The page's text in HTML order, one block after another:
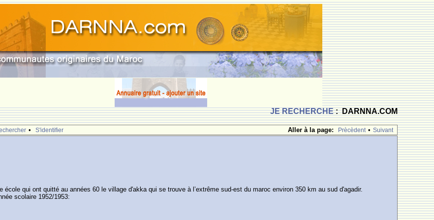
JE RECHERCHE: DARNNA.COM
Aller à la page:
Prècèdent • Suivant
• S'identifier
qui ont quitté au années 60 le village d'akka qui se trouve à l’extrême sud-est du maroc environ 350 km au sud d'agadir.
scolaire 1952/1953: